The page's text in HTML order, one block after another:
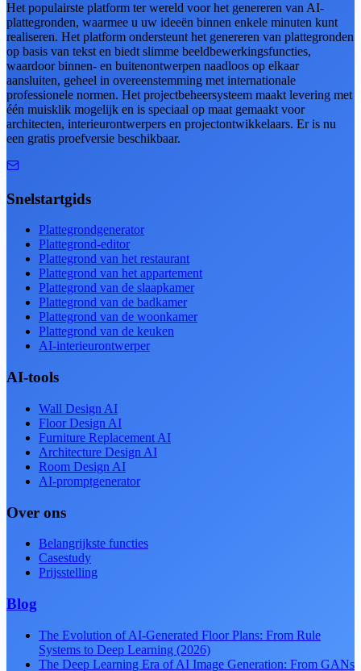
Het populairste platform ter wereld voor het genereren van AI-
plattegronden, waarmee u uw ideeën binnen enkele minuten kunt
realiseren. Het platform ondersteunt het genereren van plattegronden
op basis van tekst en biedt slimme beeldbewerkingsfuncties,
waardoor binnen- en buitenontwerpen naadloos op elkaar
aansluiten, geheel in overeenstemming met internationale
professionele normen. Het projectbeheersysteem maakt levering met
één muisklik mogelijk en is speciaal op maat gemaakt voor
architecten, interieurontwerpers en projectontwikkelaars. Er is nu
een gratis proefversie beschikbaar.
Snelstartgids
Plattegrondgenerator
Plattegrond-editor
Plattegrond van het restaurant
Plattegrond van het appartement
Plattegrond van de slaapkamer
Plattegrond van de badkamer
Plattegrond van de woonkamer
Plattegrond van de keuken
AI-interieurontwerper
AI-tools
Wall Design AI
Floor Design AI
Furniture Replacement AI
Architecture Design AI
Room Design AI
AI-promptgenerator
Over ons
Belangrijkste functies
Casestudy
Prijsstelling
Blog
The Evolution of AI-Generated Floor Plans: From Rule
Systems to Deep Learning (2026)
The Deep Learning Era of AI Image Generation: From GANs